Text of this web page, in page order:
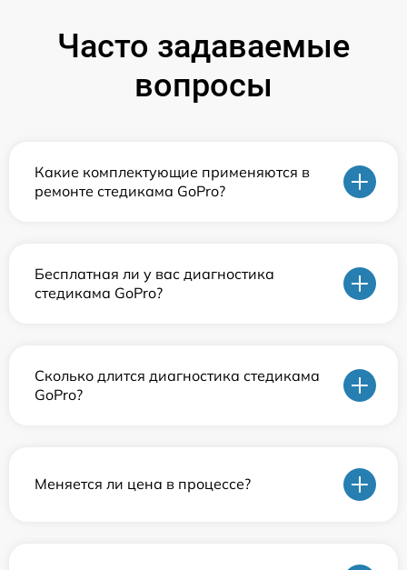
Часто задаваемые
вопросы
Какие комплектующие применяются в
ремонте стедикама GoPro?
Бесплатная ли у вас диагностика
стедикама GoPro?
Сколько длится диагностика стедикама
GoPro?
Меняется ли цена в процессе?